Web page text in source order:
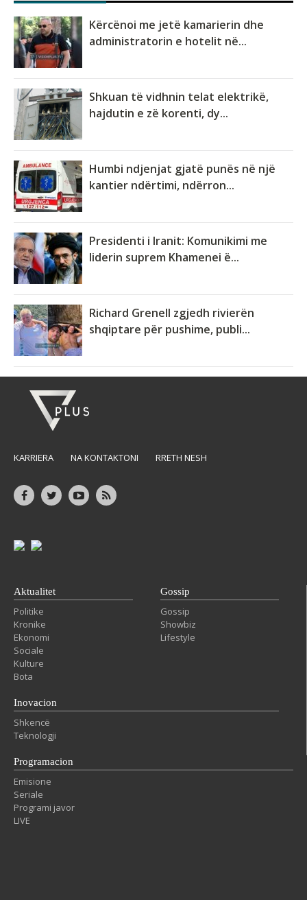
Kërcënoi me jetë kamarierin dhe
administratorin e hotelit në...
Shkuan të vidhnin telat elektrikë,
hajdutin e zë korenti, dy...
Humbi ndjenjat gjatë punës në një
kantier ndërtimi, ndërron...
Presidenti i Iranit: Komunikimi me
liderin suprem Khamenei ë...
Richard Grenell zgjedh rivierën
shqiptare për pushime, publi...
KARRIERA NA KONTAKTONI RRETH NESH
Aktualitet
Politike
Kronike
Ekonomi
Sociale
Kulture
Bota
Gossip
Gossip
Showbiz
Lifestyle
Inovacion
Shkencë
Teknologji
Programacion
Emisione
Seriale
Programi javor
LIVE